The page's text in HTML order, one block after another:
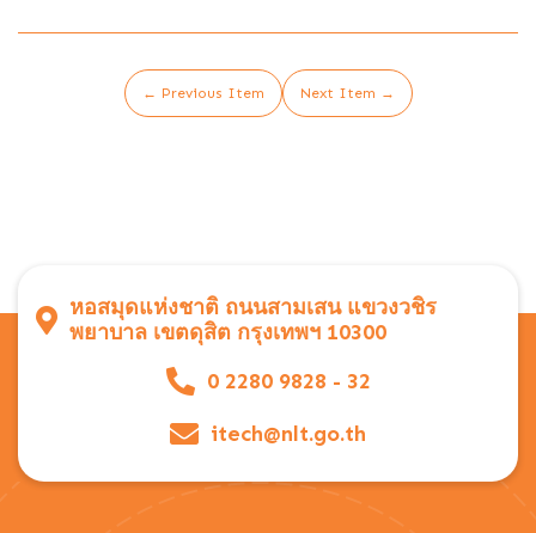
← Previous Item Next Item →
หอสมุดแห่งชาติ ถนนสามเสน แขวงวชิร
พยาบาล เขตดุสิต กรุงเทพฯ 10300
0 2280 9828 - 32
itech@nlt.go.th